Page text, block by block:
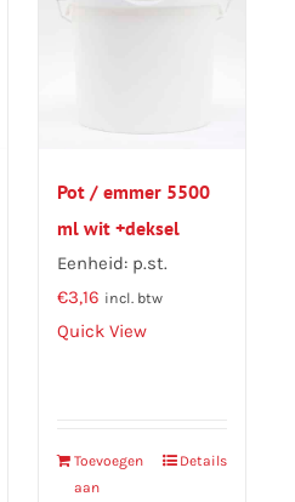
Pot / emmer 5500
ml wit +deksel
Eenheid: p.st.
€3,16 incl. btw
Quick View
Toevoegen
aan
Details